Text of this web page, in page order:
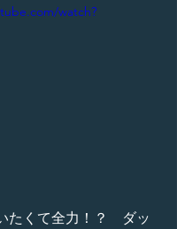
watch?
たくて全力！？　ダッ